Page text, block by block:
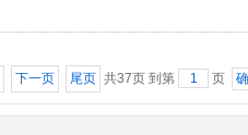
下一页 尾页 共37页 到第 页